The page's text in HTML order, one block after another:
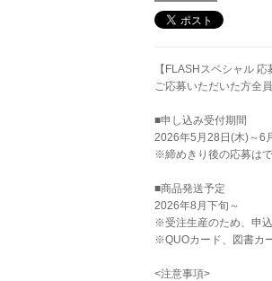
【FLASHスペシャル 応
ご応募いただいた方全
■申し込み受付期間
2026年5月28日(木)～6
※締めきり後の応募はで
■商品発送予定
2026年8月下旬～
※受注生産のため、申
※QUOカード、図書カ
<注意事項>